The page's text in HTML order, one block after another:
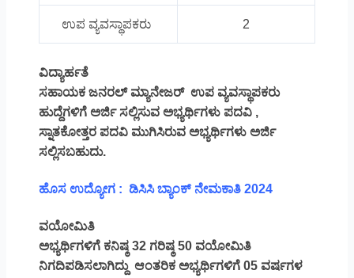
ಉಪ ವ್ಯವಸ್ಥಾಪಕರು 2
ವಿದ್ಯಾರ್ಹತೆ
ಸಹಾಯಕ ಜನರಲ್ ಮ್ಯಾನೇಜರ್ ಉಪ ವ್ಯವಸ್ಥಾಪಕರು
ಹುದ್ದೆಗಳಿಗೆ ಅರ್ಜಿ ಸಲ್ಲಿಸುವ ಅಭ್ಯರ್ಥಿಗಳು ಪದವಿ ,
ಸ್ನಾತಕೋತ್ತರ ಪದವಿ ಮುಗಿಸಿರುವ ಅಭ್ಯರ್ಥಿಗಳು ಅರ್ಜಿ
ಸಲ್ಲಿಸಬಹುದು.
ಹೊಸ ಉದ್ಯೋಗ : ಡಿಸಿಸಿ ಬ್ಯಾಂಕ್ ನೇಮಕಾತಿ 2024
ವಯೋಮಿತಿ
ಅಭ್ಯರ್ಥಿಗಳಿಗೆ ಕನಿಷ್ಠ 32 ಗರಿಷ್ಠ 50 ವಯೋಮಿತಿ
ನಿಗದಿಪಡಿಸಲಾಗಿದ್ದು ಆಂತರಿಕ ಅಭ್ಯರ್ಥಿಗಳಿಗೆ 05 ವರ್ಷಗಳ